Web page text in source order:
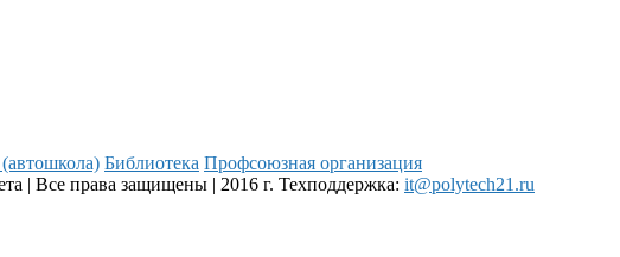
Библиотека Профсоюзная организация
| Все права защищены | 2016 г. Техподдержка: it@polytech21.ru